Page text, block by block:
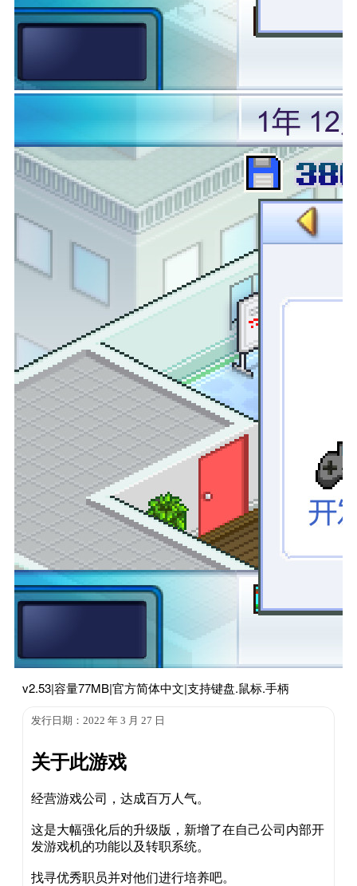
v2.53|容量77MB|官方简体中文|支持键盘.鼠标.手柄
发行日期：2022 年 3 月 27 日
关于此游戏
经营游戏公司，达成百万人气。
这是大幅强化后的升级版，新增了在自己公司内部开
发游戏机的功能以及转职系统。
找寻优秀职员并对他们进行培养吧。